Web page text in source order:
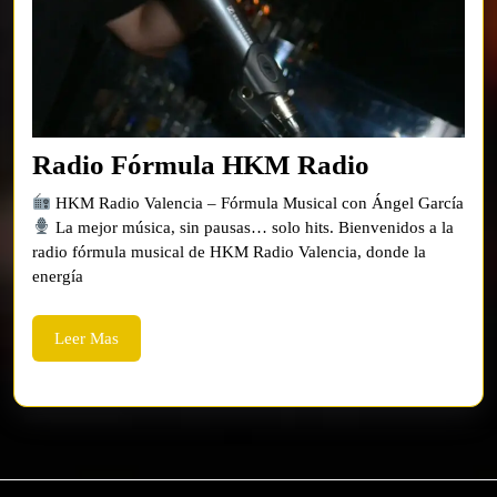
Radio Fórmula HKM Radio
Fórmula
HKM
Radio
HKM Radio Valencia – Fórmula Musical con Ángel García
La mejor música, sin pausas… solo hits. Bienvenidos a la
radio fórmula musical de HKM Radio Valencia, donde la
energía
Leer MasLeer
Mas